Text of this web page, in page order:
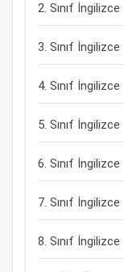
2. Sınıf İngilizce
3. Sınıf İngilizce
4. Sınıf İngilizce
5. Sınıf İngilizce
6. Sınıf İngilizce
7. Sınıf İngilizce
8. Sınıf İngilizce